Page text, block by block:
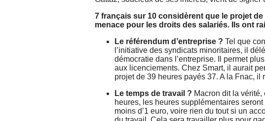
7 français sur 10 considèrent que le projet
menace pour les droits des salariés. Ils ont
Le référendum d’entreprise ? Tel que
l’initiative des syndicats minoritaires, il
démocratie dans l’entreprise. Il permet
aux licenciements. Chez Smart, il aurait
projet de 39 heures payés 37. A la Fnac, il
Le temps de travail ? Macron dit la vérité,
heures, les heures supplémentaires
moins d’1 euro, voire rien du tout si un